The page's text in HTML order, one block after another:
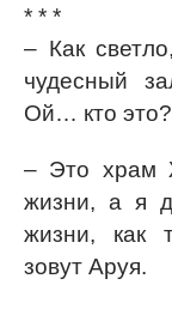
* * *
– Как
чудесный
Ой… кто это?
– Это храм
жизни, а я
жизни, как
зовут Аруя.